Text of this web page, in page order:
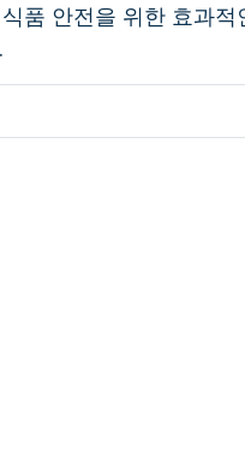
품 안전을 위한 효과